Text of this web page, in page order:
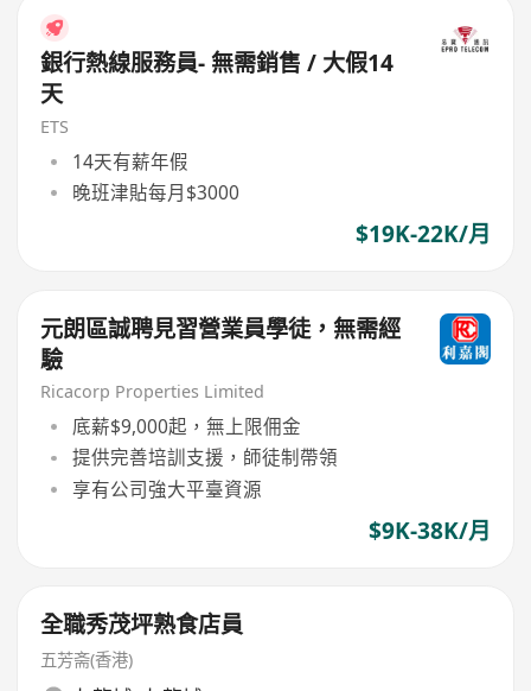
銀行熱線服務員- 無需銷售 / 大假14
天
ETS
14天有薪年假
晚班津貼每月$3000
$19K-22K/月
元朗區誠聘見習營業員學徒，無需經
驗
Ricacorp Properties Limited
底薪$9,000起，無上限佣金
提供完善培訓支援，師徒制帶領
享有公司強大平臺資源
$9K-38K/月
全職秀茂坪熟食店員
五芳斋(香港)